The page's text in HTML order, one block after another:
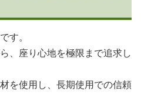
す。
、座り心地を極限まで追求し
を使用し、長期使用での信頼